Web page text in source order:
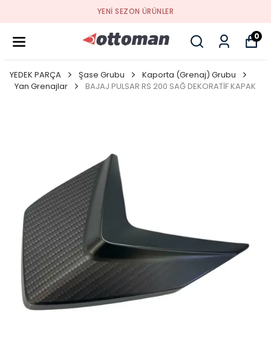
YENI SEZON ÜRÜNLER
0
YEDEK PARÇA Şase Grubu
Kaporta (Grenaj) Grubu
Yan Grenajlar
BAJAJ PULSAR RS 200 SAĞ DEKORATİF KAPAK